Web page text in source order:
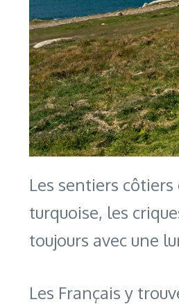
Les sentiers côtiers
turquoise, les
toujours avec une
Les Français y